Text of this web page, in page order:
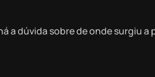
a dúvida sobre de onde surgiu